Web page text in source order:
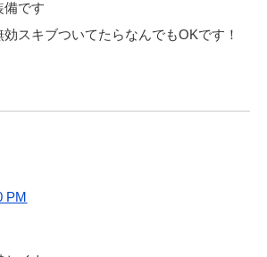
備です
スキブついてたらなんでもOKです！
PM